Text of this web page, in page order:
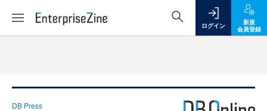
ログイン
新規
会員登録
DB Press